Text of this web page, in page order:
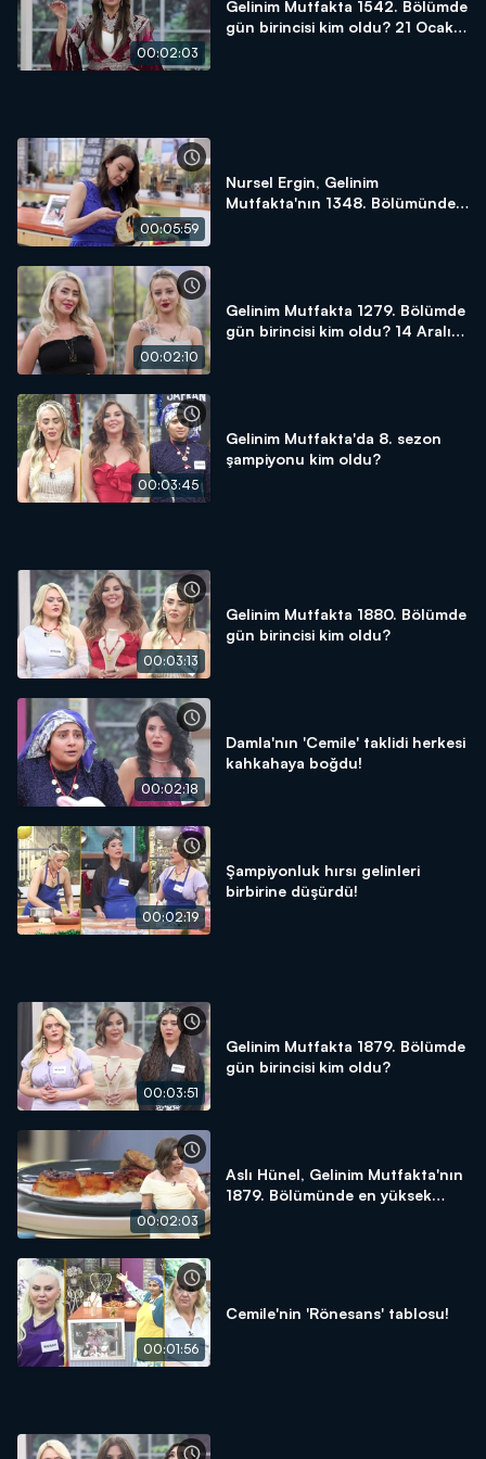
00:02:03
Gelinim Mutfakta 1542. Bölümde
gün birincisi kim oldu? 21 Ocak
00:05:59
Nursel Ergin, Gelinim
Mutfakta'nın 1348. Bölümünde
00:02:10
Gelinim Mutfakta 1279. Bölümde
gün birincisi kim oldu? 14 Aralık
00:03:45
Gelinim Mutfakta'da 8. sezon
şampiyonu kim oldu?
00:03:13
Gelinim Mutfakta 1880. Bölümde
gün birincisi kim oldu?
00:02:18
Damla'nın 'Cemile' taklidi herkesi
kahkahaya boğdu!
00:02:19
Şampiyonluk hırsı gelinleri
birbirine düşürdü!
00:03:51
Gelinim Mutfakta 1879. Bölümde
gün birincisi kim oldu?
00:02:03
Aslı Hünel, Gelinim Mutfakta'nın
1879. Bölümünde en yüksek
00:01:56
Cemile'nin 'Rönesans' tablosu!